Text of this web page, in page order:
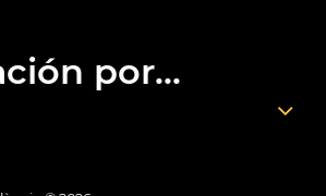
por...